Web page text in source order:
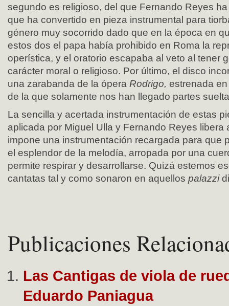
segundo es religioso, del que Fernando Reyes
que ha convertido en pieza instrumental para
género muy socorrido dado que en la época en
estos dos el papa había prohibido en Roma la
operística, y el oratorio escapaba al veto al tener
carácter moral o religioso. Por último, el disco
una zarabanda de la ópera Rodrigo, estrenada
de la que solamente nos han llegado partes
La sencilla y acertada instrumentación de estas
aplicada por Miguel Ulla y Fernando Reyes libera
impone una instrumentación recargada para que
el esplendor de la melodía, arropada por una
permite respirar y desarrollarse. Quizá estemos
cantatas tal y como sonaron en aquellos palazzi
Publicaciones
Las Cantigas de viola de
Eduardo Paniagua